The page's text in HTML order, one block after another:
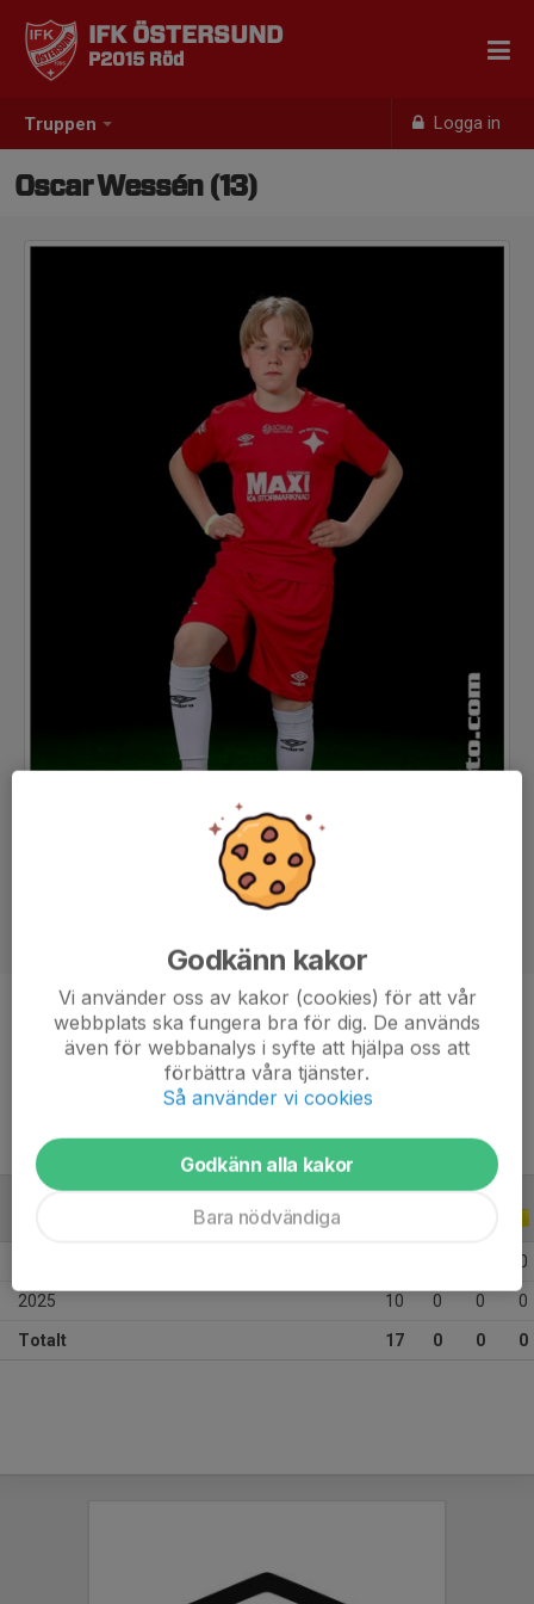
Truppen Logga in
IFK ÖSTERSUND
P2015 Röd
Oscar Wessén (13)
Position
-
11 år
ALLA ÅR
0
2025 10 0 0 0
Totalt 17 0 0 0
Godkänn kakor
Vi använder oss av kakor (cookies) för att vår
webbplats ska fungera bra för dig. De används
även för webbanalys i syfte att hjälpa oss att
förbättra våra tjänster.
Så använder vi cookies
Godkänn alla kakor
Bara nödvändiga